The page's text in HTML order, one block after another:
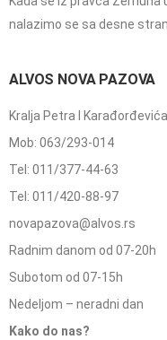
nalazimo se sa desne
ALVOS NOVA PAZOVA
Kralja Petra I
Mob: 063/293-014
Tel: 011/377-44-63
Tel: 011/420-88-97
novapazova@alvos.rs
Radnim danom od 07-20h
Subotom od 07-15h
Nedeljom – neradni dan
Kako do nas?